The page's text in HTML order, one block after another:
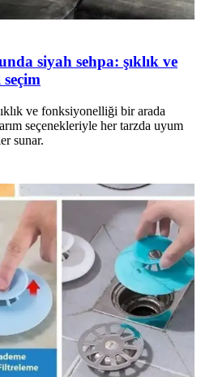
siyah sehpa: şıklık ve
ve fonksiyonelliği bir arada
seçenekleriyle her tarzda uyum
sunar.